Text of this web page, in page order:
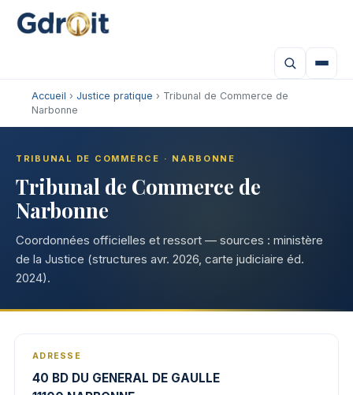
Accueil › Justice pratique › Tribunal de Commerce de
Narbonne
TRIBUNAL DE COMMERCE · NARBONNE
Tribunal de Commerce de
Narbonne
Coordonnées officielles et ressort — sources : ministère
de la Justice (structures avr. 2026, carte judiciaire éd.
2024).
ADRESSE
40 BD DU GENERAL DE GAULLE